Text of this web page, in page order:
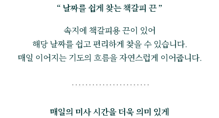
“ 날짜를 쉽게 찾는 책갈피 끈 ”
속지에 책갈피용 끈이 있어
해당 날짜를 쉽고 편리하게 찾을 수 있습니다.
매일 이어지는 기도의 흐름을 자연스럽게 이어줍니다.
매일의 미사 시간을 더욱 의미 있게